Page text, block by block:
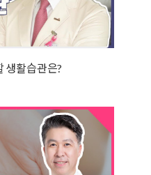
생활습관은?